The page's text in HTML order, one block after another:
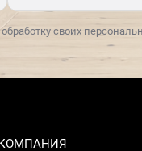
своих